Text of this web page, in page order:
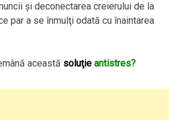
şi deconectarea creierului de la
par a se înmulţi odată cu înaintarea
această soluţie antistres?